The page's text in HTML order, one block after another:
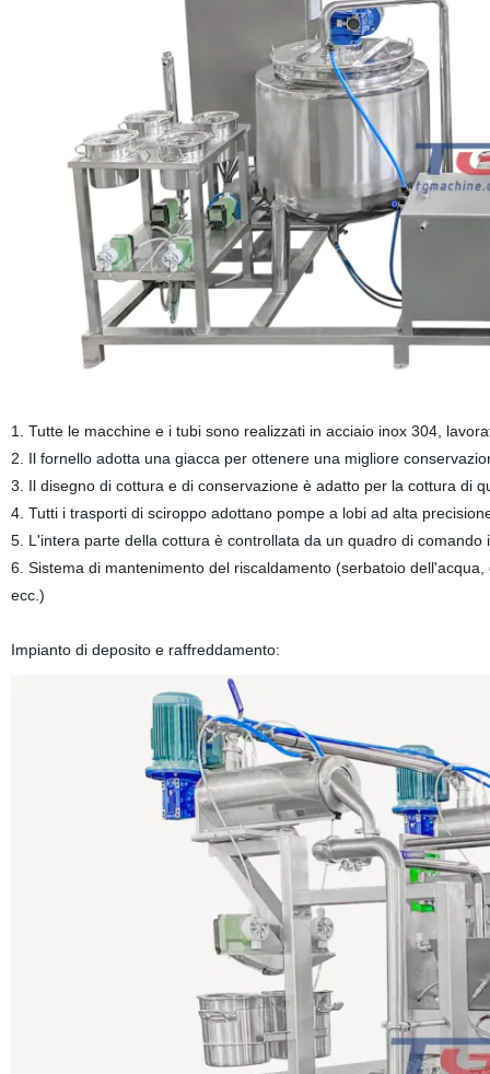
1. Tutte le macchine e i tubi sono realizzati in acciaio inox 304,
2. Il fornello adotta una giacca per ottenere una migliore
3. Il disegno di cottura e di conservazione è adatto per la cottura di
4. Tutti i trasporti di sciroppo adottano pompe a lobi ad alta
5. L'intera parte della cottura è controllata da un quadro di
6. Sistema di mantenimento del riscaldamento (serbatoio
ecc.)
Impianto di deposito e raffreddamento: